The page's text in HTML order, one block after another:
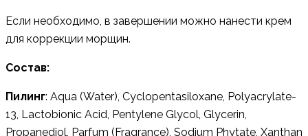
Если необходимо, в завершении можно нанести крем
для коррекции морщин.
Состав:
Пилинг: Aqua (Water), Cyclopentasiloxane, Polyacrylate-
13, Lactobionic Acid, Pentylene Glycol, Glycerin,
Propanediol, Parfum (Fragrance), Sodium Phytate, Xanthan